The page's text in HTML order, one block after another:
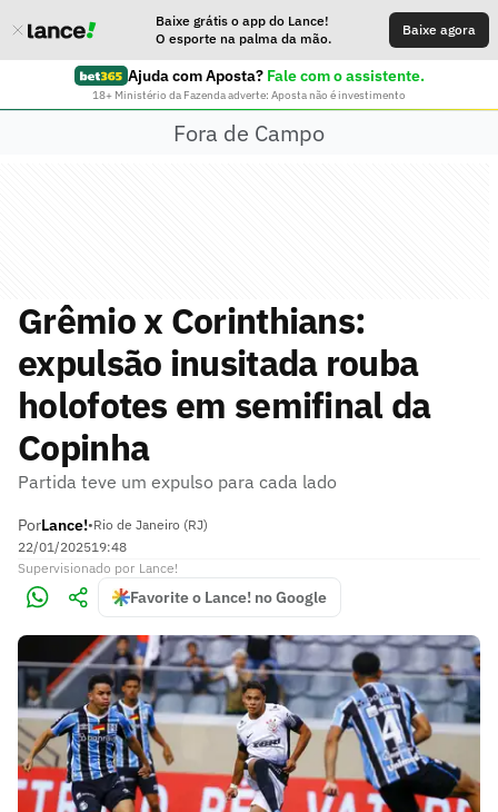
Baixe grátis o app do Lance!
O esporte na palma da mão.
Baixe agora
Ajuda com Aposta? Fale com o assistente.
18+ Ministério da Fazenda adverte: Aposta não é investimento
Fora de Campo
Grêmio x Corinthians:
expulsão inusitada rouba
holofotes em semifinal da
Copinha
Partida teve um expulso para cada lado
PorLance!•Rio de Janeiro (RJ)
22/01/202519:48
Supervisionado por Lance!
Favorite o Lance! no Google